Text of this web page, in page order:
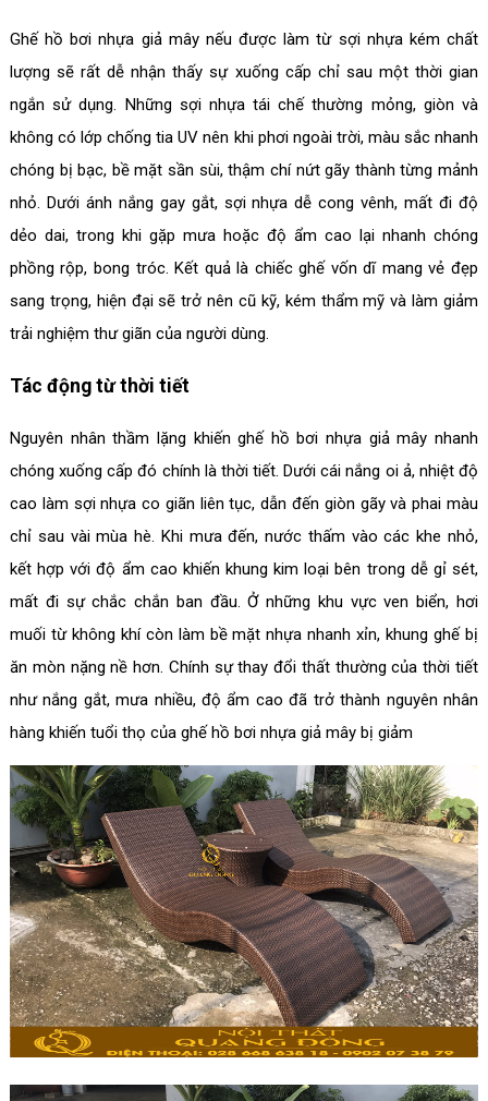
Ghế hồ bơi nhựa giả mây nếu được làm từ sợi nhựa kém chất
lượng sẽ rất dễ nhận thấy sự xuống cấp chỉ sau một thời gian
ngắn sử dụng. Những sợi nhựa tái chế thường mỏng, giòn và
không có lớp chống tia UV nên khi phơi ngoài trời, màu sắc nhanh
chóng bị bạc, bề mặt sần sùi, thậm chí nứt gãy thành từng mảnh
nhỏ. Dưới ánh nắng gay gắt, sợi nhựa dễ cong vênh, mất đi độ
dẻo dai, trong khi gặp mưa hoặc độ ẩm cao lại nhanh chóng
phồng rộp, bong tróc. Kết quả là chiếc ghế vốn dĩ mang vẻ đẹp
sang trọng, hiện đại sẽ trở nên cũ kỹ, kém thẩm mỹ và làm giảm
trải nghiệm thư giãn của người dùng.
Tác động từ thời tiết
Nguyên nhân thầm lặng khiến ghế hồ bơi nhựa giả mây nhanh
chóng xuống cấp đó chính là thời tiết. Dưới cái nắng oi ả, nhiệt độ
cao làm sợi nhựa co giãn liên tục, dẫn đến giòn gãy và phai màu
chỉ sau vài mùa hè. Khi mưa đến, nước thấm vào các khe nhỏ,
kết hợp với độ ẩm cao khiến khung kim loại bên trong dễ gỉ sét,
mất đi sự chắc chắn ban đầu. Ở những khu vực ven biển, hơi
muối từ không khí còn làm bề mặt nhựa nhanh xỉn, khung ghế bị
ăn mòn nặng nề hơn. Chính sự thay đổi thất thường của thời tiết
như nắng gắt, mưa nhiều, độ ẩm cao đã trở thành nguyên nhân
hàng khiến tuổi thọ của ghế hồ bơi nhựa giả mây bị giảm